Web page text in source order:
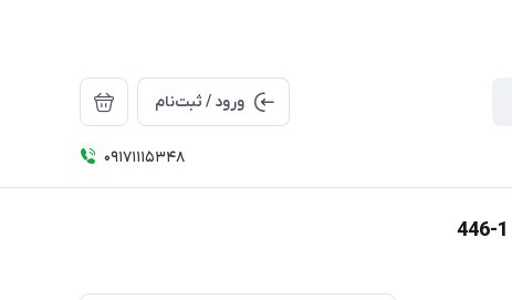
ورود / ثبت‌نام
09171115348